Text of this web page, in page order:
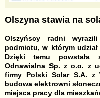
Olszyna stawia na
Olszyńscy radni
podmiotu, w którym
Dzięki temu powstała
Odnawialna Sp. z o.o. z
firmy Polski Solar S.A. z
budowa elektrowni
miejsca pracy dla